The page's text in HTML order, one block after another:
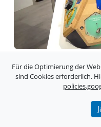
Für die Optimierung der
sind Cookies erforderlich.